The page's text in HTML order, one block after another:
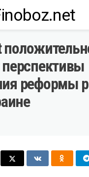
реформы